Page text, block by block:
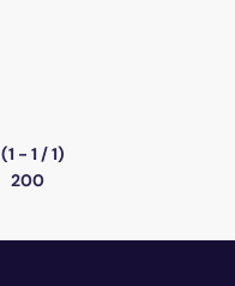
(1 - 1 / 1)
200